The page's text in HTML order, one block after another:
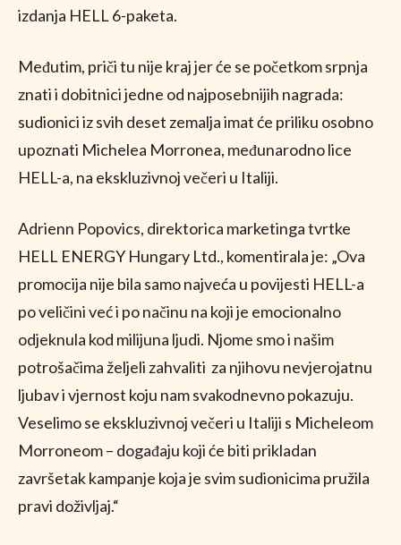
izdanja HELL 6-paketa.
Međutim, priči tu nije kraj jer će se početkom srpnja
znati i dobitnici jedne od najposebnijih nagrada:
sudionici iz svih deset zemalja imat će priliku osobno
upoznati Michelea Morronea, međunarodno lice
HELL-a, na ekskluzivnoj večeri u Italiji.
Adrienn Popovics, direktorica marketinga tvrtke
HELL ENERGY Hungary Ltd., komentirala je: „Ova
promocija nije bila samo najveća u povijesti HELL-a
po veličini već i po načinu na koji je emocionalno
odjeknula kod milijuna ljudi. Njome smo i našim
potrošačima željeli zahvaliti za njihovu nevjerojatnu
ljubav i vjernost koju nam svakodnevno pokazuju.
Veselimo se ekskluzivnoj večeri u Italiji s Micheleom
Morroneom – događaju koji će biti prikladan
završetak kampanje koja je svim sudionicima pružila
pravi doživljaj.“